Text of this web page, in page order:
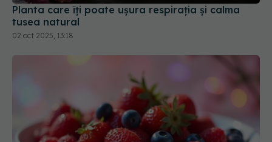
Planta care îți poate ușura respirația și calma
tusea natural
02 oct 2025, 13:18